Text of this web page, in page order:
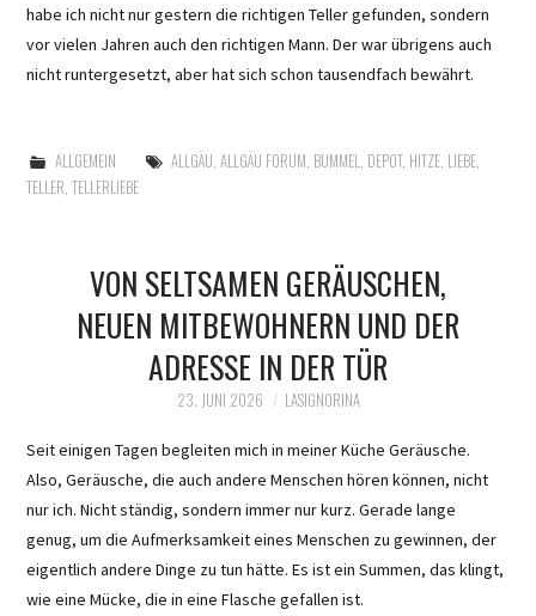
habe ich nicht nur gestern die richtigen Teller gefunden, sondern
vor vielen Jahren auch den richtigen Mann. Der war übrigens auch
nicht runtergesetzt, aber hat sich schon tausendfach bewährt.
ALLGEMEIN ALLGÄU, ALLGÄU FORUM, BUMMEL, DEPOT, HITZE, LIEBE,
TELLER,TELLERLIEBE
VON SELTSAMEN GERÄUSCHEN,
NEUEN MITBEWOHNERN UND DER
ADRESSE IN DER TÜR
23. JUNI 2026 LASIGNORINA
Seit einigen Tagen begleiten mich in meiner Küche Geräusche.
Also, Geräusche, die auch andere Menschen hören können, nicht
nur ich. Nicht ständig, sondern immer nur kurz. Gerade lange
genug, um die Aufmerksamkeit eines Menschen zu gewinnen, der
eigentlich andere Dinge zu tun hätte. Es ist ein Summen, das klingt,
wie eine Mücke, die in eine Flasche gefallen ist.